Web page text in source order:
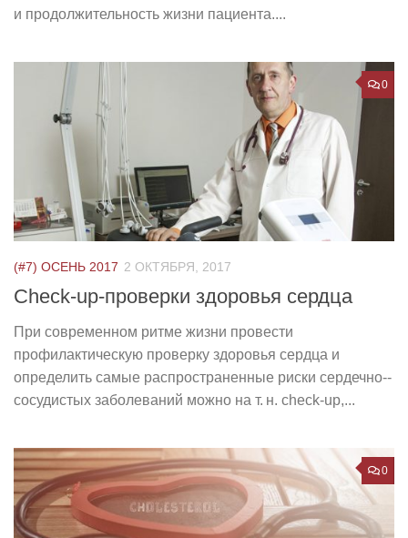
и продолжительность жизни пациента....
0
(#7) ОСЕНЬ 2017 2 ОКТЯБРЯ, 2017
Check-up-проверки здоровья сердца
При современном ритме жизни провести
профилактическую проверку здоровья сердца и
определить самые распространенные риски сердечно-­
сосудистых заболеваний можно на т. н. check-up,...
0